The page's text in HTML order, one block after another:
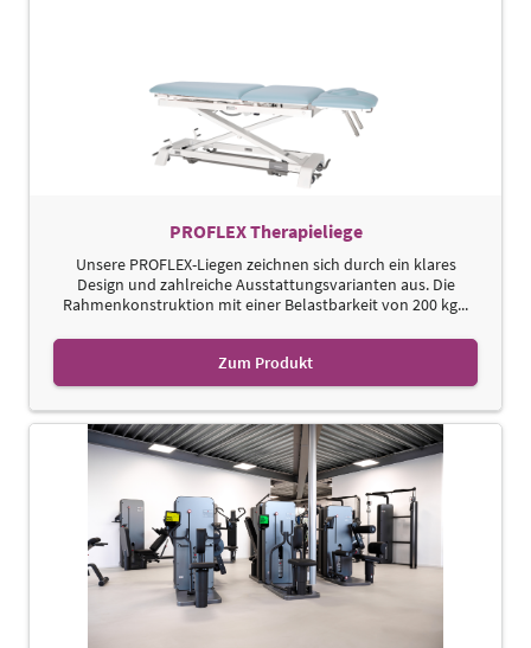
PROFLEX Therapieliege
Unsere PROFLEX-Liegen zeichnen sich durch ein klares
Design und zahlreiche Ausstattungsvarianten aus. Die
Rahmenkonstruktion mit einer Belastbarkeit von 200 kg...
Zum Produkt